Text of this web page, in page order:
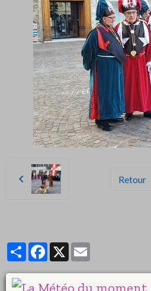
Retour
PartagerFacebook
X